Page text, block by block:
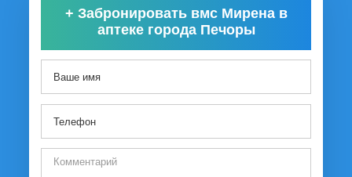
+ Забронировать вмс Мирена в
аптеке города Печоры